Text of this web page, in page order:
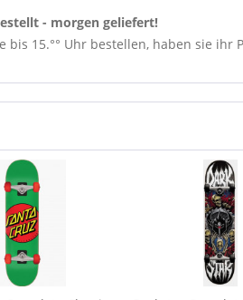
- morgen geliefert!
bis 15.°° Uhr bestellen, haben sie ihr